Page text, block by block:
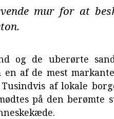
mur for at
og de uberørte
en af de mest
af lokale
på den berømte